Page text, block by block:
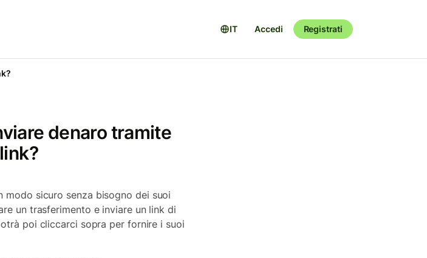
IT Accedi Registrati
denaro tramite
link?
modo sicuro senza bisogno dei suoi
un trasferimento e inviare un link di
poi cliccarci sopra per fornire i suoi